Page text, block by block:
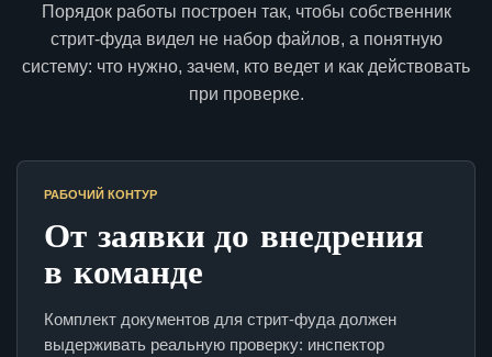
Порядок работы построен так, чтобы собственник
стрит-фуда видел не набор файлов, а понятную
систему: что нужно, зачем, кто ведет и как действовать
при проверке.
РАБОЧИЙ КОНТУР
От заявки до внедрения
в команде
Комплект документов для стрит-фуда должен
выдерживать реальную проверку: инспектор